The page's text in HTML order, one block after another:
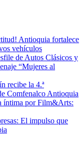
Antioquia fortalece
vehículos
de Autos Clásicos y
“Mujeres al
recibe la 4.ª
Comfenalco Antioquia
íntima por Film&Arts:
El impulso que